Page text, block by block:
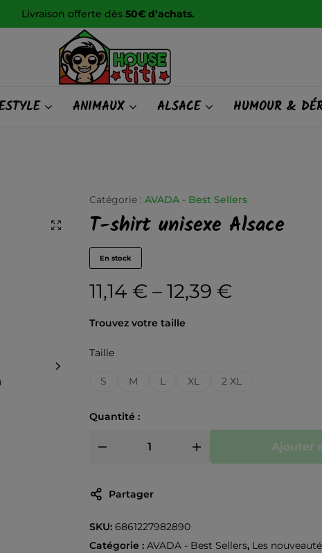
Livraison offerte dès 50€ d’achats.
ANIMAUX ALSACE HUMOUR &
Catégorie : AVADA - Best Sellers
T-shirt unisexe Alsace
En stock
11,14 € – 12,39 €
Trouvez votre taille
Taille
S M L XL 2 XL
Quantité :
Ajouter
Partager
SKU: 6861227982890
Catégorie : AVADA - Best Sellers, Les